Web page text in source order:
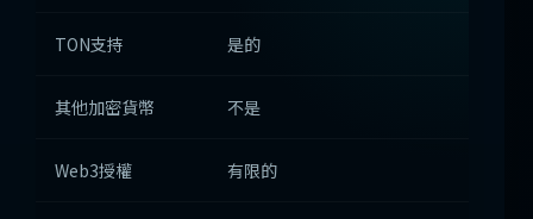
TON支持 是的
其他加密貨幣 不是
Web3授權 有限的